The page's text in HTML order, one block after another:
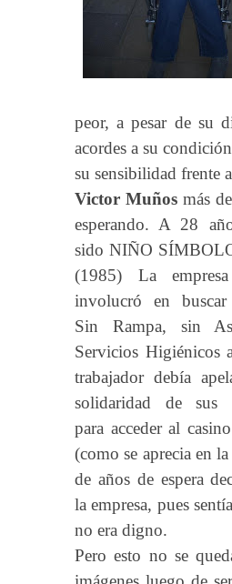
peor, a pesar de su
acordes a su
su sensibilidad frente
Victor Muños más
esperando. A 28
sido NIÑO
(1985) La
involucró en buscar
Sin Rampa, sin
Servicios Higiénicos
trabajador debía
solidaridad de sus
para acceder al
(como se aprecia en
de años de espera
la empresa, pues
no era digno.
Pero esto no se